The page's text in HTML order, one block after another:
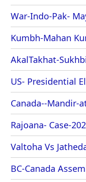
War-Indo-Pak-
Kumbh-Mahan
AkalTakhat-
US- Presidential
Canada--Mandir-
Rajoana- Case-
Valtoha Vs
BC-Canada